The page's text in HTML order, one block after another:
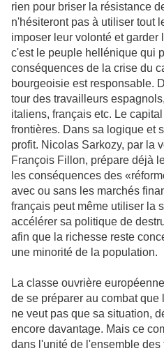
rien pour briser la résistance
n'hésiteront pas à utiliser tout
imposer leur volonté et
c'est le peuple hellénique qui
conséquences de la crise du
bourgeoisie est responsable.
tour des travailleurs
italiens, français etc. Le
frontières. Dans sa logique et
profit. Nicolas Sarkozy, par la
François Fillon, prépare déjà
les conséquences des
avec ou sans les marchés
français peut même utiliser la
accélérer sa politique de
afin que la richesse reste
une minorité de la population.
La classe ouvrière
de se préparer au combat
ne veut pas que sa situation,
encore davantage. Mais ce
dans l'unité de l'ensemble